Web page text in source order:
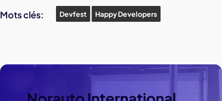
Mots clés: Devfest Happy Developers